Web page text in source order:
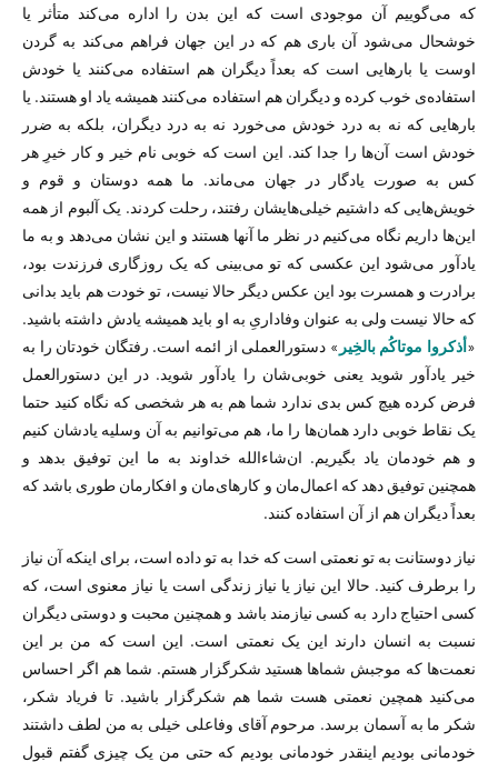
که می‌گوییم آن موجودی است که این بدن را اداره می‌کند متأثر یا
خوشحال می‌شود آن باری هم که در این جهان فراهم می‌کند به گردن
اوست یا بارهایی است که بعداً دیگران هم استفاده می‌کنند یا خودش
استفاده‌ی خوب کرده و دیگران هم استفاده می‌کنند همیشه یاد او هستند. یا
بارهایی که نه به درد خودش می‌خورد نه به درد دیگران، بلکه به ضرر
خودش است آن‌ها را جدا کند. این است که خوبی نام خیر و کار خیرِ هر
کس به صورت یادگار در جهان می‌ماند. ما همه دوستان و قوم و
خویش‌هایی که داشتیم خیلی‌هایشان رفتند، رحلت کردند. یک آلبوم از همه
این‌ها داریم نگاه می‌کنیم در نظر ما آنها هستند و این نشان می‌دهد و به ما
یادآور می‌شود این عکسی که تو می‌بینی که یک روزگاری فرزندت بود،
برادرت و همسرت بود این عکس دیگر حالا نیست، تو خودت هم باید بدانی
که حالا نیست ولی به عنوان وفاداریِ به او باید همیشه یادش داشته باشید.
«أذكروا موتاكُم بالخِير » دستورالعملی از ائمه است. رفتگان خودتان را به
خیر یادآور شوید یعنی خوبی‌شان را یادآور شوید. در این دستورالعمل
فرض کرده هیچ کس بدی ندارد شما هم به هر شخصی که نگاه کنید حتما
یک نقاط خوبی دارد همان‌ها را ما، هم می‌توانیم به آن وسلیه‌ یادشان کنیم
و هم خودمان یاد بگیریم. ان‌شاءالله خداوند به ما این توفیق بدهد و
همچنین توفیق دهد که اعمال‌مان و کارهای‌مان و افکارمان طوری باشد که
بعداً دیگران هم از آن استفاده کنند.
نیاز دوستانت به تو نعمتی است که خدا به تو داده است، برای اینکه آن نیاز
را برطرف کنید. حالا این نیاز یا نیاز زندگی است یا نیاز معنوی است، که
کسی احتیاج دارد به کسی نیازمند باشد و همچنین محبت و دوستی دیگران
نسبت به انسان دارند این یک نعمتی است. این است که من بر این
نعمت‌ها که موجبش شماها هستید شکرگزار هستم. شما هم اگر احساس
می‌کنید همچین نعمتی هست شما هم شکرگزار باشید. تا فریاد شکر،
شکر ما به آسمان برسد. مرحوم آقای وفاعلی خیلی به من لطف داشتند
خودمانی بودیم اینقدر خودمانی بودیم که حتی من یک چیزی گفتم قبول